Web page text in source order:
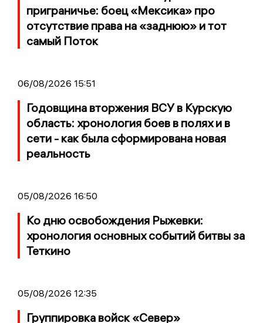
приграничье: боец «Мексика» про
отсутствие права на «заднюю» и тот
самый Поток
06/08/2026 15:51
Годовщина вторжения ВСУ в Курскую
область: хронология боев в полях и в
сети - как была сформирована новая
реальность
05/08/2026 16:50
Ко дню освобождения Рыжевки:
хронология основных событий битвы за
Теткино
05/08/2026 12:35
Группировка войск «Север»